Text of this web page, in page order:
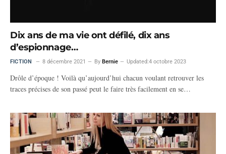
Dix ans de ma vie ont défilé, dix ans
d’espionnage…
FICTION 8 décembre 2021 By Bernie Updated:4 octobre 2023
Drôle d’époque ! Voilà qu’aujourd’hui chacun voulant retrouver les
traces précises de son passé peut le faire très facilement en se…